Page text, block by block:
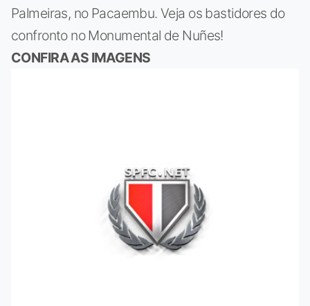
Palmeiras, no Pacaembu. Veja os bastidores do
confronto no Monumental de Nuñes!
CONFIRA AS IMAGENS